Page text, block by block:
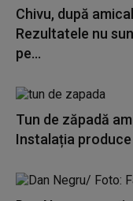
Chivu, după
Rezultatele nu
pe...
Tun de zăpadă
Instalația